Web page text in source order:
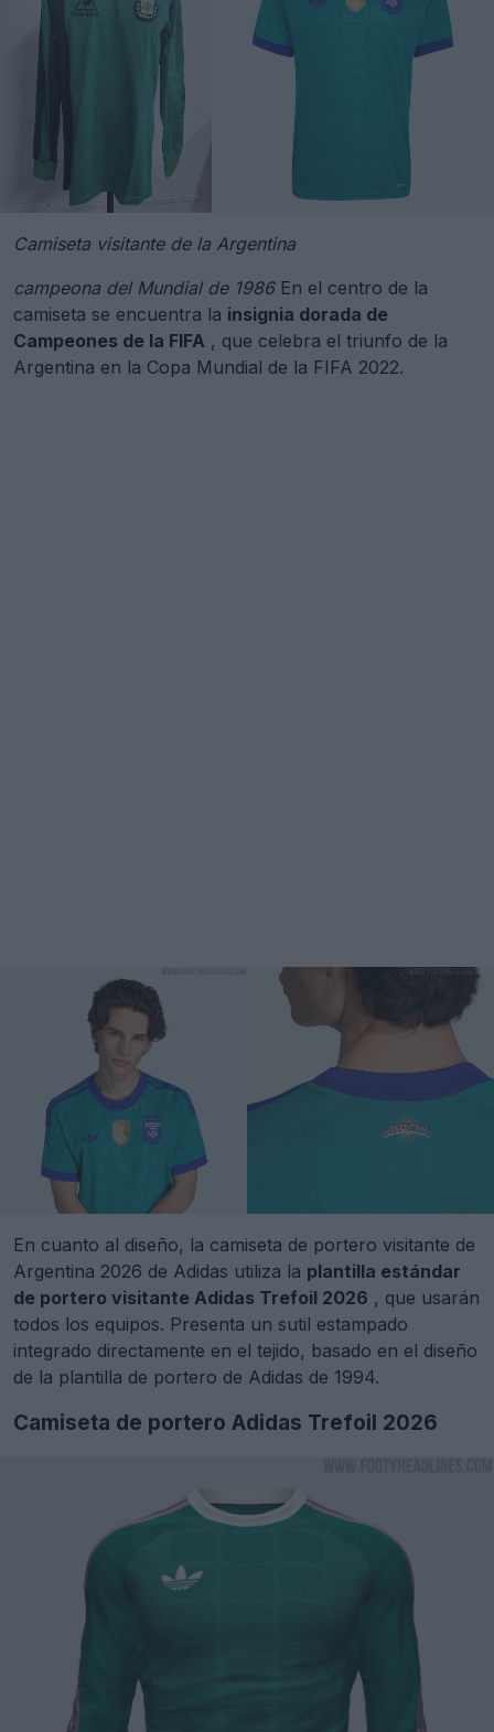
Camiseta visitante de la Argentina
campeona del Mundial de 1986En el centro de la
camiseta se encuentra la insignia dorada de
Campeones de la FIFA , que celebra el triunfo de la
Argentina en la Copa Mundial de la FIFA 2022.
En cuanto al diseño, la camiseta de portero visitante de
Argentina 2026 de Adidas utiliza la plantilla estándar
de portero visitante Adidas Trefoil 2026 , que usarán
todos los equipos. Presenta un sutil estampado
integrado directamente en el tejido, basado en el diseño
de la plantilla de portero de Adidas de 1994.
Camiseta de portero Adidas Trefoil 2026